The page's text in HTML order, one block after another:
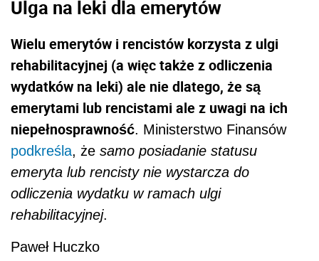
Ulga na leki dla emerytów
Wielu emerytów i rencistów korzysta z ulgi
rehabilitacyjnej (a więc także z odliczenia
wydatków na leki) ale nie dlatego, że są
emerytami lub rencistami ale z uwagi na ich
niepełnosprawność. Ministerstwo Finansów
podkreśla, że samo posiadanie statusu
emeryta lub rencisty nie wystarcza do
odliczenia wydatku w ramach ulgi
rehabilitacyjnej.
Paweł Huczko